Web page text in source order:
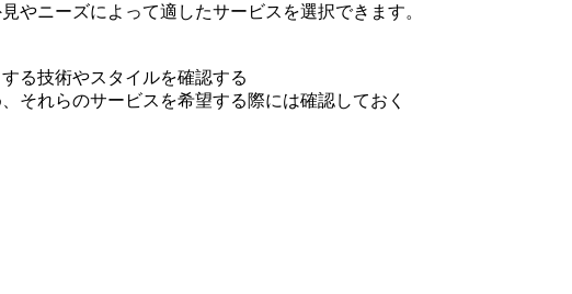
やニーズによって適したサービスを選択できます。
る技術やスタイルを確認する
それらのサービスを希望する際には確認しておく